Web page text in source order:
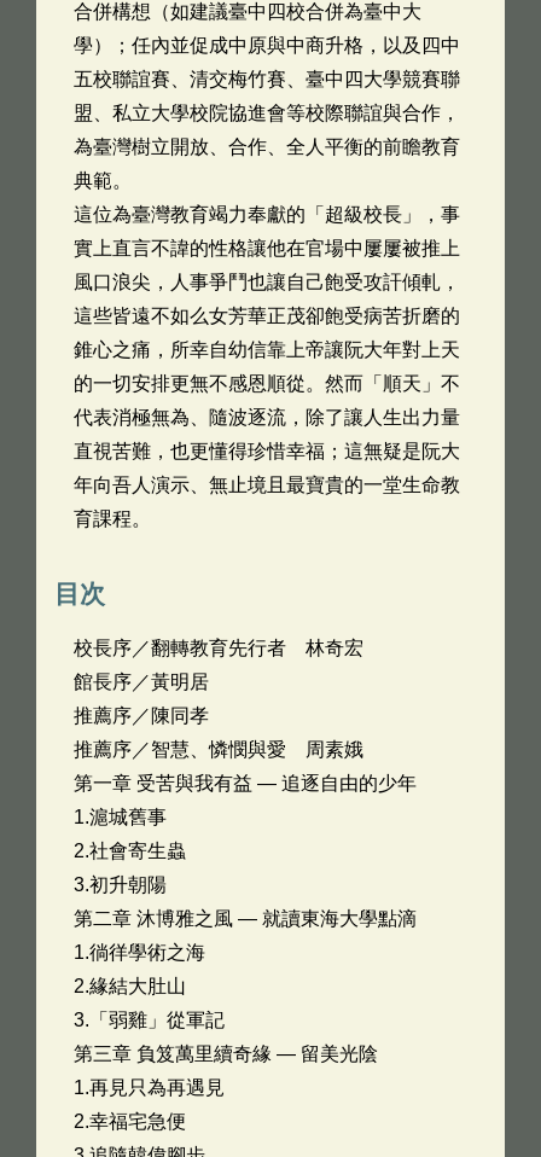
合併構想（如建議臺中四校合併為臺中大
學）；任內並促成中原與中商升格，以及四中
五校聯誼賽、清交梅竹賽、臺中四大學競賽聯
盟、私立大學校院協進會等校際聯誼與合作，
為臺灣樹立開放、合作、全人平衡的前瞻教育
典範。
這位為臺灣教育竭力奉獻的「超級校長」，事
實上直言不諱的性格讓他在官場中屢屢被推上
風口浪尖，人事爭鬥也讓自己飽受攻訐傾軋，
這些皆遠不如么女芳華正茂卻飽受病苦折磨的
錐心之痛，所幸自幼信靠上帝讓阮大年對上天
的一切安排更無不感恩順從。然而「順天」不
代表消極無為、隨波逐流，除了讓人生出力量
直視苦難，也更懂得珍惜幸福；這無疑是阮大
年向吾人演示、無止境且最寶貴的一堂生命教
育課程。
目次
校長序／翻轉教育先行者 林奇宏
館長序／黃明居
推薦序／陳同孝
推薦序／智慧、憐憫與愛 周素娥
第一章 受苦與我有益 — 追逐自由的少年
1.滬城舊事
2.社會寄生蟲
3.初升朝陽
第二章 沐博雅之風 — 就讀東海大學點滴
1.徜徉學術之海
2.緣結大肚山
3.「弱雞」從軍記
第三章 負笈萬里續奇緣 — 留美光陰
1.再見只為再遇見
2.幸福宅急便